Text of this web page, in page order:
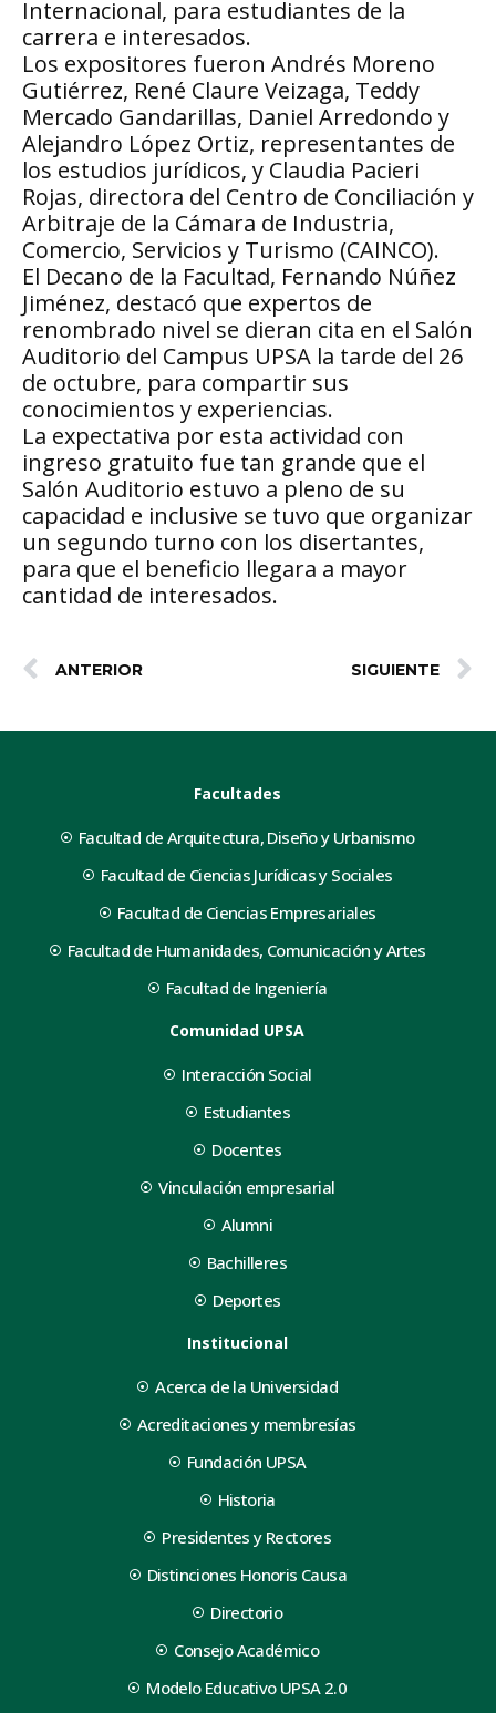
Internacional, para estudiantes de la
carrera e interesados.
Los expositores fueron Andrés Moreno
Gutiérrez, René Claure Veizaga, Teddy
Mercado Gandarillas, Daniel Arredondo y
Alejandro López Ortiz, representantes de
los estudios jurídicos, y Claudia Pacieri
Rojas, directora del Centro de Conciliación y
Arbitraje de la Cámara de Industria,
Comercio, Servicios y Turismo (CAINCO).
El Decano de la Facultad, Fernando Núñez
Jiménez, destacó que expertos de
renombrado nivel se dieran cita en el Salón
Auditorio del Campus UPSA la tarde del 26
de octubre, para compartir sus
conocimientos y experiencias.
La expectativa por esta actividad con
ingreso gratuito fue tan grande que el
Salón Auditorio estuvo a pleno de su
capacidad e inclusive se tuvo que organizar
un segundo turno con los disertantes,
para que el beneficio llegara a mayor
cantidad de interesados.
ANTERIOR SIGUIENTE
Facultades
Facultad de Arquitectura, Diseño y Urbanismo
Facultad de Ciencias Jurídicas y Sociales
Facultad de Ciencias Empresariales
Facultad de Humanidades, Comunicación y Artes
Facultad de Ingeniería
Comunidad UPSA
Interacción Social
Estudiantes
Docentes
Vinculación empresarial
Alumni
Bachilleres
Deportes
Institucional
Acerca de la Universidad
Acreditaciones y membresías
Fundación UPSA
Historia
Presidentes y Rectores
Distinciones Honoris Causa
Directorio
Consejo Académico
Modelo Educativo UPSA 2.0